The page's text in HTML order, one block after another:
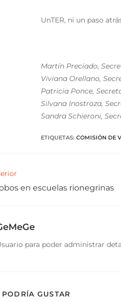
UnTER, ni un paso
Martín Preciado,
Viviana Orellano,
Patricia Ponce,
Silvana Inostroza,
Sandra Schieroni,
ETIQUETAS: COMISIÓN DE
en escuelas rionegrinas
para poder administrar
GUSTAR